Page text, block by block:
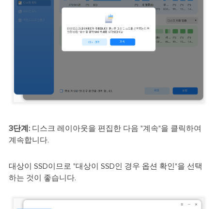
3단계:디스크 레이아웃을 편집한 다음 "계속"을 클릭하여
계속합니다.
대상이 SSD이므로 "대상이 SSD인 경우 옵션 확인"을 선택
하는 것이 좋습니다.